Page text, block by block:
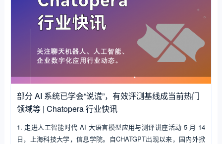
部分 AI 系统已学会“说谎”，有效评测基线成当前热门
领域等 | Chatopera 行业快讯
1. 走进人工智能时代 AI 大语言模型应用与测评讲座活动 5 月 14
日，上海科技大学，信息学院。自CHATGPT出现以来，国内外掀